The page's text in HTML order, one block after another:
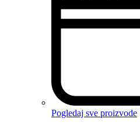
Pogledaj sve proizvode